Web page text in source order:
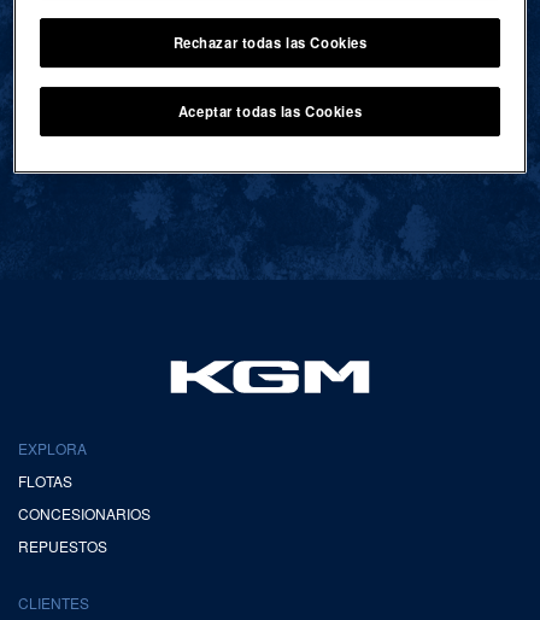
VOLVER AL INICIO
EXPLORA
FLOTAS
CONCESIONARIOS
REPUESTOS
CLIENTES
Rechazar todas las Cookies
Aceptar todas las Cookies